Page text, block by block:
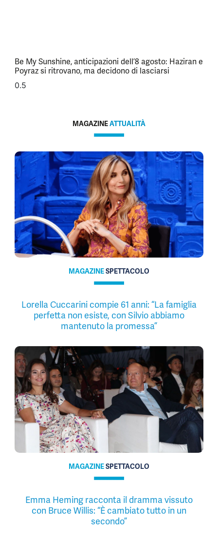
Be My Sunshine, anticipazioni dell’8 agosto: Haziran e
Poyraz si ritrovano, ma decidono di lasciarsi
MAGAZINEATTUALITÀ
MAGAZINESPETTACOLO
Lorella Cuccarini compie 61 anni: “La famiglia
perfetta non esiste, con Silvio abbiamo
mantenuto la promessa”
MAGAZINESPETTACOLO
Emma Heming racconta il dramma vissuto
con Bruce Willis: “È cambiato tutto in un
secondo”